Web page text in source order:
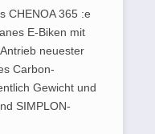
CHENOA 365 :e
E-Biken mit
neuester
Carbon-
Gewicht und
SIMPLON-